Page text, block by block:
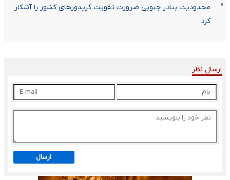
محدودیت بنادر جنوبی ضرورت تقویت کریدورهای کشور را آشکار
کرد
ارسال نظر
ارسال